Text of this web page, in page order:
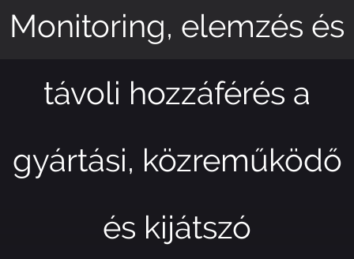
Monitoring, elemzés és
távoli hozzáférés a
gyártási, közreműködő
és kijátszó